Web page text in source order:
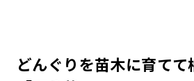
どんぐりを苗木に育てて